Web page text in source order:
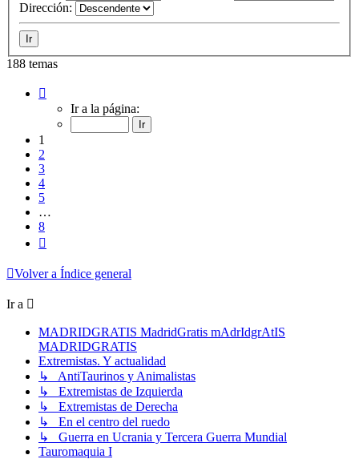
Dirección:
188 temas
Ir a la página:
1
2
3
4
5
…
8
Volver a Índice general
Ir a
MADRIDGRATIS MadridGratis mAdrIdgrAtIS
MADRIDGRATIS
Extremistas. Y actualidad
↳ AntiTaurinos y Animalistas
↳ Extremistas de Izquierda
↳ Extremistas de Derecha
↳ En el centro del ruedo
↳ Guerra en Ucrania y Tercera Guerra Mundial
Tauromaquia I